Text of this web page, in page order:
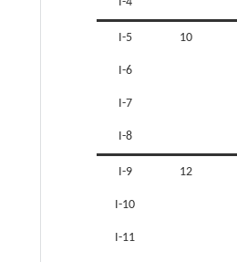
I-5 10
I-6
I-7
I-8
I-9 12
I-10
I-11